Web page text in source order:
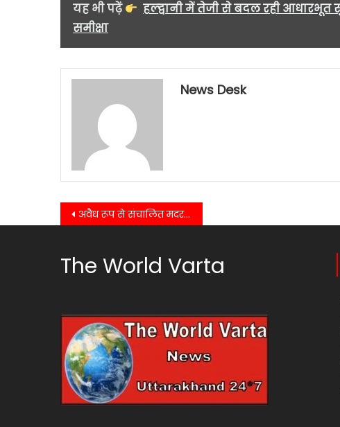
यह भी पढ़ें
हल्द्वानी में तेजी से बदल रही आधारभूत
समीक्षा
News Desk
Post
अवैध रूप से संचालित मदरसे को सीज किए जाने के मामले में पुलिस ने फरार मदरसा संचालक को किया गिरफ्तार……
The World Varta